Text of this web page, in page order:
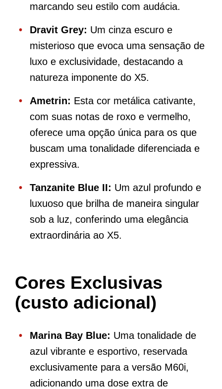
marcando seu estilo com audácia.
Dravit Grey: Um cinza escuro e
misterioso que evoca uma sensação de
luxo e exclusividade, destacando a
natureza imponente do X5.
Ametrin: Esta cor metálica cativante,
com suas notas de roxo e vermelho,
oferece uma opção única para os que
buscam uma tonalidade diferenciada e
expressiva.
Tanzanite Blue II: Um azul profundo e
luxuoso que brilha de maneira singular
sob a luz, conferindo uma elegância
extraordinária ao X5.
Cores Exclusivas
(custo adicional)
Marina Bay Blue: Uma tonalidade de
azul vibrante e esportivo, reservada
exclusivamente para a versão M60i,
adicionando uma dose extra de